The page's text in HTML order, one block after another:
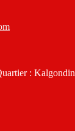
: Kalgondin